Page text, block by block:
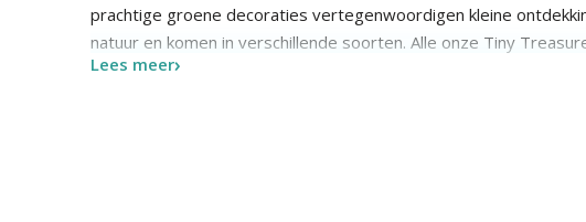
prachtige groene decoraties vertegenwoordigen kleine
natuur en komen in verschillende soorten. Alle onze Tiny
zichzelf en hebben weinig onderhoud nodig, wat natuurlijk ideaal
langzaam wortels creëren, een illustratie van hun natuurlijke
Treasurez® hebben voldoende vochtreserves in hun blad om
Lees meer